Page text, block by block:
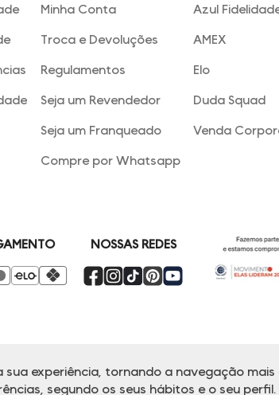
experiência, tornando a navegação mais
segundo os seus hábitos e o seu perfil.
Minha Conta
Troca e Devoluções
Regulamentos
Seja um Revendedor
Seja um Franqueado
Compre por Whatsapp
Azul
AMEX
Elo
Duda Squad
Venda
NOSSAS REDES
direito de corrigir ou alterar informações como:
Em caso de dúvidas:
0800 770 5510.